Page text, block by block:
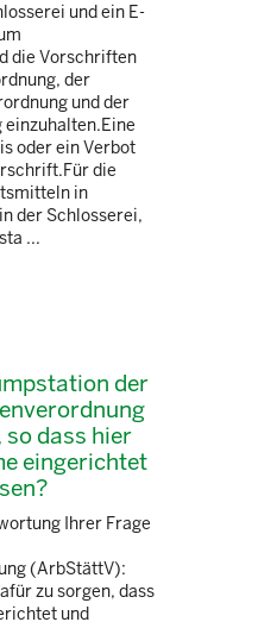
und ein E-
die Vorschriften
der
und der
oder ein Verbot
die
in
der Schlosserei,
...
der
dass hier
eingerichtet
Ihrer Frage
(ArbStättV):
zu sorgen, dass
und